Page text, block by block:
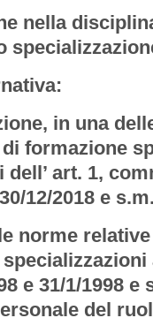
nella
in una
formazione
art. 1,
12/2018 e
norme
e 31/1/1998
del